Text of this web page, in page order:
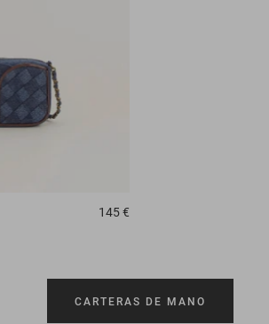
145 €
CARTERAS DE MANO